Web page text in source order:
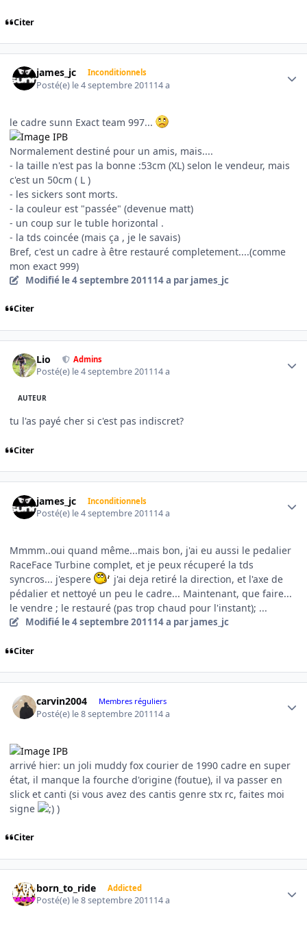
Citer
james_jc Inconditionnels
Posté(e) le 4 septembre 201114 a
le cadre sunn Exact team 997...
Normalement destiné pour un amis, mais....
- la taille n'est pas la bonne :53cm (XL) selon le vendeur, mais
c'est un 50cm ( L )
- les sickers sont morts.
- la couleur est "passée" (devenue matt)
- un coup sur le tuble horizontal .
- la tds coincée (mais ça , je le savais)
Bref, c'est un cadre à être restauré completement....(comme
mon exact 999)
Modifié le 4 septembre 201114 a par james_jc
Citer
Lio Admins
Posté(e) le 4 septembre 201114 a
AUTEUR
tu l'as payé cher si c'est pas indiscret?
Citer
james_jc Inconditionnels
Posté(e) le 4 septembre 201114 a
Mmmm..oui quand même...mais bon, j'ai eu aussi le pedalier
RaceFace Turbine complet, et je peux récuperé la tds
syncros... j'espere
j'ai deja retiré la direction, et l'axe de
pédalier et nettoyé un peu le cadre... Maintenant, que faire...
le vendre ; le restauré (pas trop chaud pour l'instant); ...
Modifié le 4 septembre 201114 a par james_jc
Citer
carvin2004 Membres réguliers
Posté(e) le 8 septembre 201114 a
arrivé hier: un joli muddy fox courier de 1990 cadre en super
état, il manque la fourche d'origine (foutue), il va passer en
slick et canti (si vous avez des cantis genre stx rc, faites moi
signe
)
Citer
born_to_ride Addicted
Posté(e) le 8 septembre 201114 a